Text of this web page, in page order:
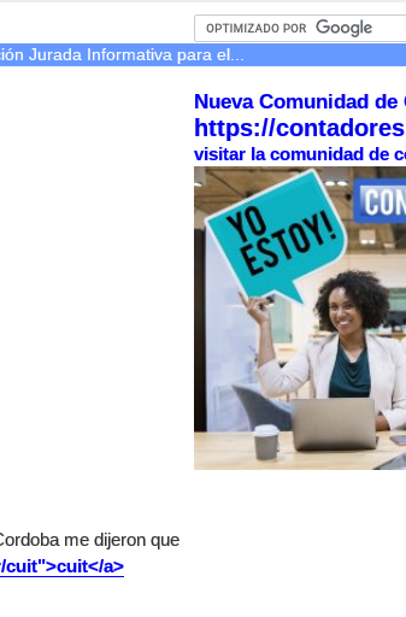
Jurada Informativa para el...
me dijeron que
cuit">cuit</a>
Nueva Comunidad
https://
visitar la comunidad de